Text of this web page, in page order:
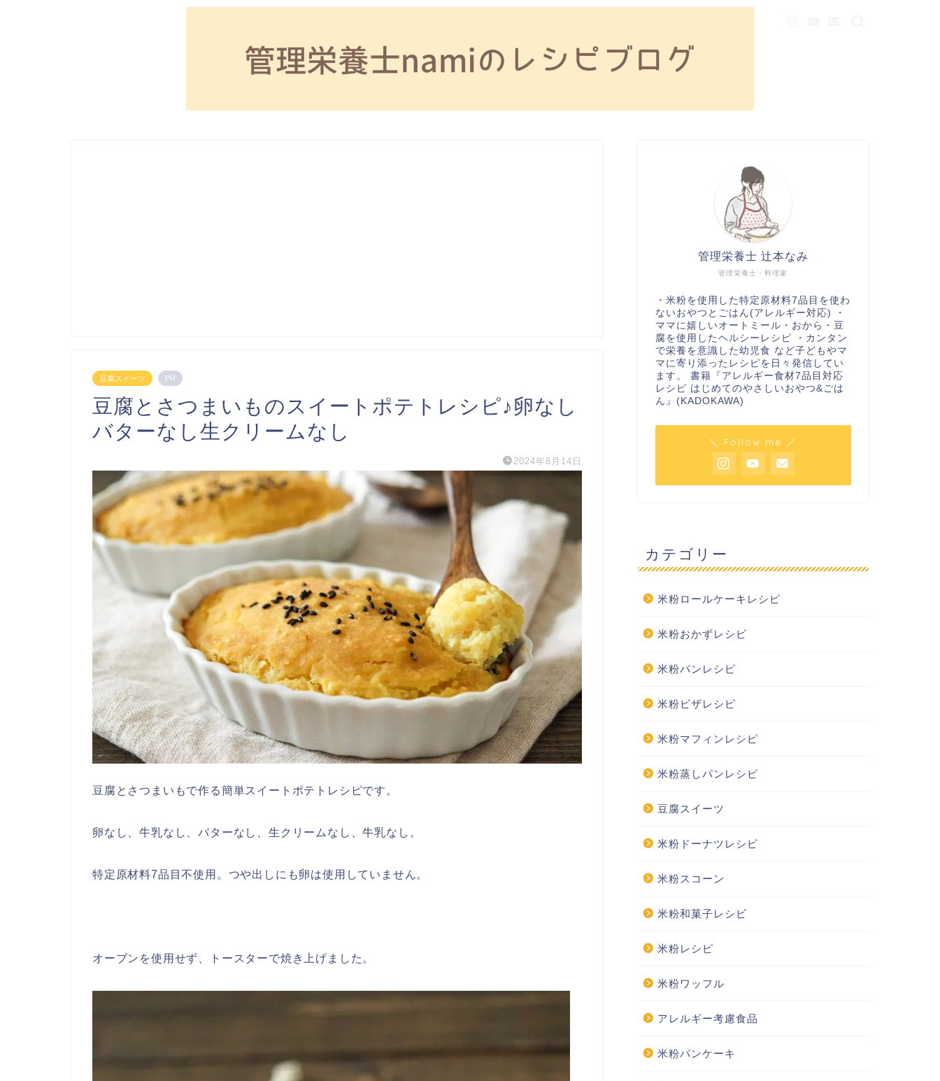
豆腐スイーツ PR
豆腐とさつまいものスイートポテトレシピ♪卵なし
バターなし生クリームなし
2024年8月14日
豆腐とさつまいもで作る簡単スイートポテトレシピです。
卵なし、牛乳なし、バターなし、生クリームなし、牛乳なし。
特定原材料7品目不使用。つや出しにも卵は使用していません。
オーブンを使用せず、トースターで焼き上げました。
管理栄養士・料理家
管理栄養士 辻本なみ
・米粉を使用した特定原材料7品目を使わ
ないおやつとごはん(アレルギー対応) ・
ママに嬉しいオートミール・おから・豆
腐を使用したヘルシーレシピ ・カンタン
で栄養を意識した幼児食 など子どもやマ
マに寄り添ったレシピを日々発信してい
ます。 書籍『アレルギー食材7品目対応
レシピ はじめてのやさしいおやつ&ごは
ん』(KADOKAWA)
＼ Follow me ／
カテゴリー
米粉ロールケーキレシピ
米粉おかずレシピ
米粉パンレシピ
米粉ピザレシピ
米粉マフィンレシピ
米粉蒸しパンレシピ
豆腐スイーツ
米粉ドーナツレシピ
米粉スコーン
米粉和菓子レシピ
米粉レシピ
米粉ワッフル
アレルギー考慮食品
米粉パンケーキ